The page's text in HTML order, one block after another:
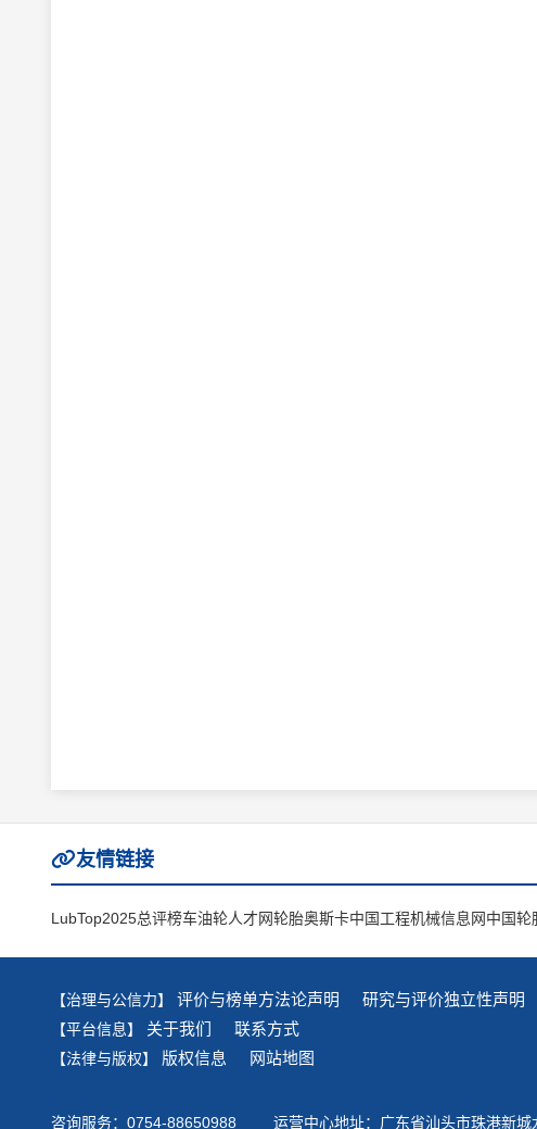
友情链接
LubTop2025总评榜车油轮人才网轮胎奥斯卡中国工程机械信息网中国轮
【治理与公信力】 评价与榜单方法论声明 研究与评价独立性声明
【平台信息】 关于我们 联系方式
【法律与版权】 版权信息 网站地图
咨询服务：0754-88650988 运营中心地址：广东省汕头市珠港新